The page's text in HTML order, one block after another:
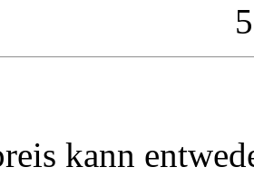
kann